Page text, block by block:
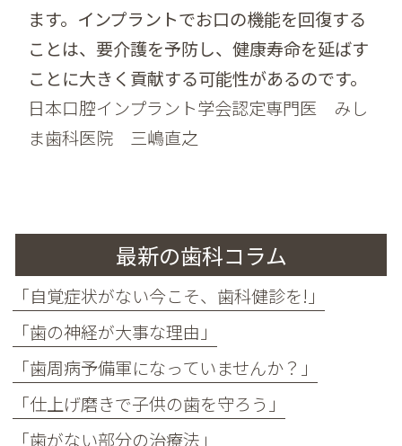
ます。インプラントでお口の機能を回復する
ことは、要介護を予防し、健康寿命を延ばす
ことに大きく貢献する可能性があるのです。
日本口腔インプラント学会認定専門医 みし
ま歯科医院 三嶋直之
最新の歯科コラム
「自覚症状がない今こそ、歯科健診を!」
「歯の神経が大事な理由」
「歯周病予備軍になっていませんか？」
「仕上げ磨きで子供の歯を守ろう」
「歯がない部分の治療法」